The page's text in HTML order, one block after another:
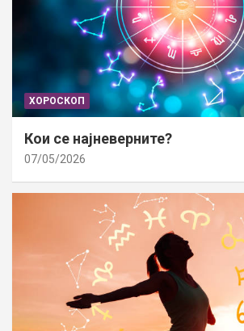
ХОРОСКОП
Кои се најневерните?
07/05/2026